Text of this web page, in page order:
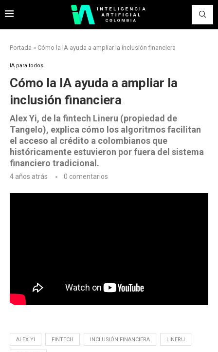
Portada » Cómo la IA ayuda a ampliar la inclusión financiera
IA para todos
Cómo la IA ayuda a ampliar la
inclusión financiera
Alex Yi, de la fintech Lineru (propiedad de
Tangelo), explica cómo los algoritmos facilitan
el acceso al crédito a colombianos que
históricamente estuvieron por fuera del sistema
financiero tradicional.
4 años atrás 0 comentarios
ALEX YI FINTECH INCLUSIÓN FINANCIERA LINERU